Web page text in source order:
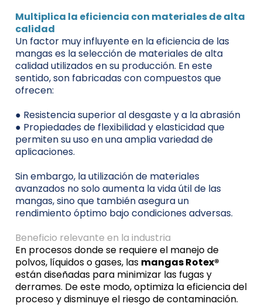
Multiplica la eficiencia con materiales de alta
calidad
Un factor muy influyente en la eficiencia de las
mangas es la selección de materiales de alta
calidad utilizados en su producción. En este
sentido, son fabricadas con compuestos que
ofrecen:
● Resistencia superior al desgaste y a la abrasión
● Propiedades de flexibilidad y elasticidad que
permiten su uso en una amplia variedad de
aplicaciones.
Sin embargo, la utilización de materiales
avanzados no solo aumenta la vida útil de las
mangas, sino que también asegura un
rendimiento óptimo bajo condiciones adversas.
Beneficio relevante en la industria
En procesos donde se requiere el manejo de
polvos, líquidos o gases, las mangas Rotex®
están diseñadas para minimizar las fugas y
derrames. De este modo, optimiza la eficiencia del
proceso y disminuye el riesgo de contaminación.